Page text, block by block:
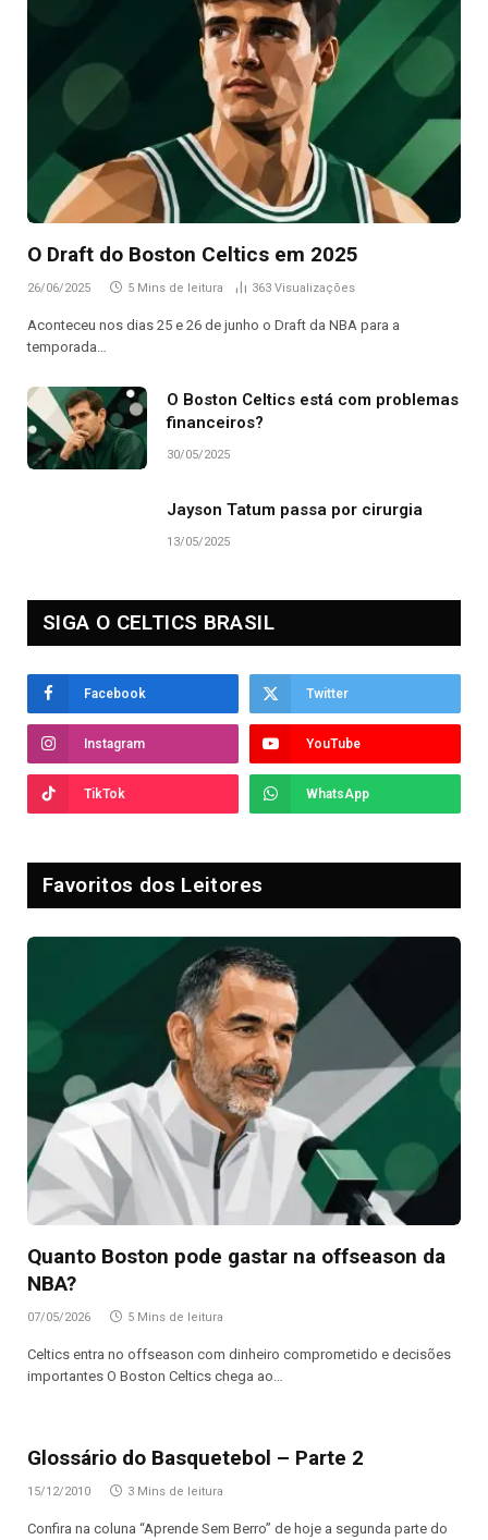
O Draft do Boston Celtics em 2025
26/06/2025 5 Mins de leitura 363 Visualizações
Aconteceu nos dias 25 e 26 de junho o Draft da NBA para a
temporada…
O Boston Celtics está com problemas
financeiros?
30/05/2025
Jayson Tatum passa por cirurgia
13/05/2025
SIGA O CELTICS BRASIL
Facebook Twitter
Instagram YouTube
TikTok WhatsApp
Favoritos dos Leitores
Quanto Boston pode gastar na offseason da
NBA?
07/05/2026 5 Mins de leitura
Celtics entra no offseason com dinheiro comprometido e decisões
importantes O Boston Celtics chega ao…
Glossário do Basquetebol – Parte 2
15/12/2010 3 Mins de leitura
Confira na coluna “Aprende Sem Berro” de hoje a segunda parte do